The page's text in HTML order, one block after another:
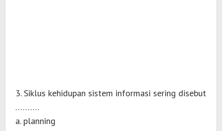
3. Siklus kehidupan sistem informasi sering disebut
……….
a. planning